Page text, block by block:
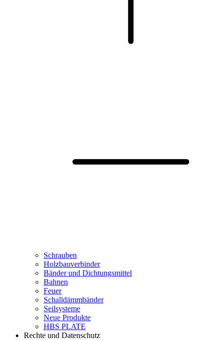
Schrauben
Holzbauverbinder
Bänder und Dichtungsmittel
Bahnen
Feuer
Schalldämmbänder
Seilsysteme
Neue Produkte
HBS PLATE
Rechte und Datenschutz